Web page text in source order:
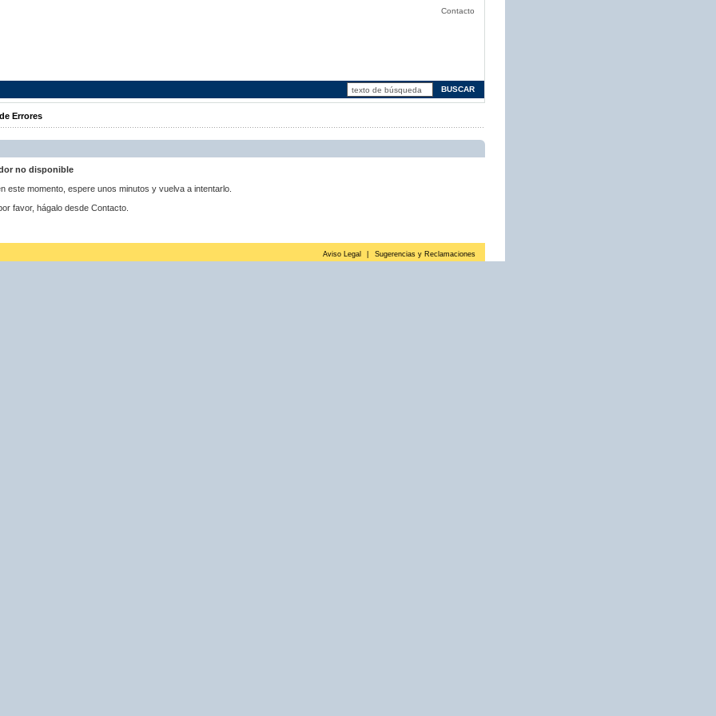
Contacto
Errores
no disponible
este momento, espere unos minutos y vuelva a intentarlo.
favor, hágalo desde Contacto.
Aviso Legal Sugerencias y Reclamaciones